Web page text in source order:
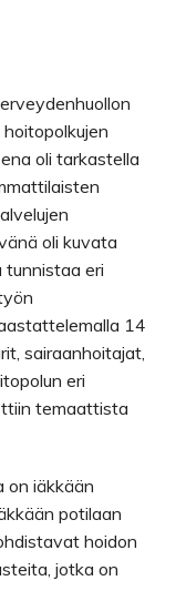
oli tarkastella
oli kuvata
tunnistaa eri
14
sairaanhoitajat,
eri
temaattista
on iäkkään
potilaan
hoidon
jotka on